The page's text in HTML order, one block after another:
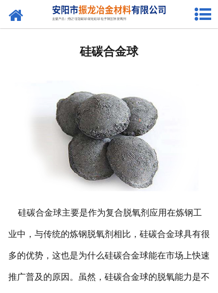
网站首页
硅碳球
快干剂
粒子钢压饼
炮泥混合料
炮泥添加剂
碳化硅
碳化硅球
硅碳合金球
硅碳合金球主要是作为复合脱氧剂应用在炼钢工
业中，与传统的炼钢脱氧剂相比，硅碳合金球具有很
多的优势，这也是为什么硅碳合金球能在市场上快速
推广普及的原因。虽然，硅碳合金球的脱氧能力是不